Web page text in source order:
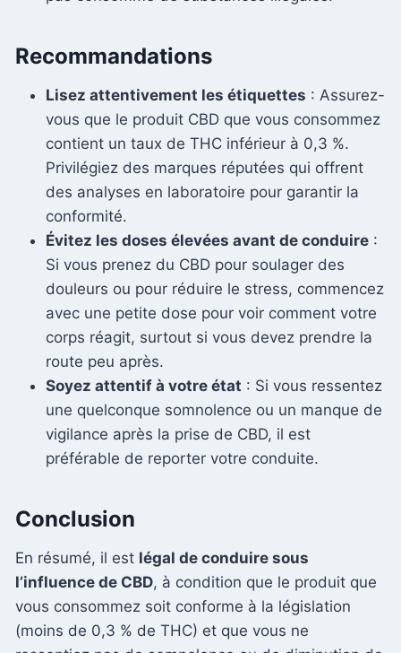
Recommandations
Lisez attentivement les étiquettes : Assurez-
vous que le produit CBD que vous consommez
contient un taux de THC inférieur à 0,3 %.
Privilégiez des marques réputées qui offrent
des analyses en laboratoire pour garantir la
conformité.
Évitez les doses élevées avant de conduire :
Si vous prenez du CBD pour soulager des
douleurs ou pour réduire le stress, commencez
avec une petite dose pour voir comment votre
corps réagit, surtout si vous devez prendre la
route peu après.
Soyez attentif à votre état : Si vous ressentez
une quelconque somnolence ou un manque de
vigilance après la prise de CBD, il est
préférable de reporter votre conduite.
Conclusion
En résumé, il est légal de conduire sous
l’influence de CBD, à condition que le produit que
vous consommez soit conforme à la législation
(moins de 0,3 % de THC) et que vous ne